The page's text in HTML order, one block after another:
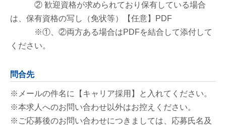
② 歓迎資格が求められており保有している場合
は、保有資格の写し（免状等）【任意】PDF
※①、②両方ある場合はPDFを結合して添付して
ください。
問合先
※メールの件名に【キャリア採用】と入れてください。
※本求人へのお問い合わせ以外はお控えください。
※ご応募後のお問い合わせにつきましては、応募氏名及